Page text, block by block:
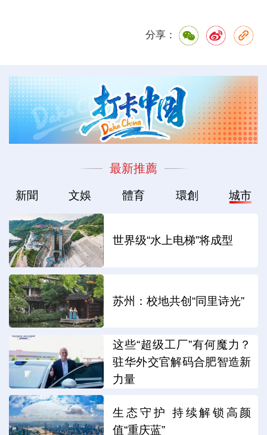
分享：
最新推薦
新聞 文娛 體育 環創 城市
世界级“水上电梯”将成型
苏州：校地共创“同里诗光”
这些“超级工厂”有何魔力？
驻华外交官解码合肥智造新
力量
生态守护 持续解锁高颜
值“重庆蓝”